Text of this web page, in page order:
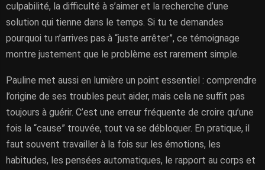
culpabilité, la difficulté à s’aimer et la recherche d’une
solution qui tienne dans le temps. Si tu te demandes
pourquoi tu n’arrives pas à “juste arrêter”, ce témoignage
montre justement que le problème est rarement simple.
Pauline met aussi en lumière un point essentiel : comprendre
l’origine de ses troubles peut aider, mais cela ne suffit pas
toujours à guérir. C’est une erreur fréquente de croire qu’une
fois la “cause” trouvée, tout va se débloquer. En pratique, il
faut souvent travailler à la fois sur les émotions, les
habitudes, les pensées automatiques, le rapport au corps et